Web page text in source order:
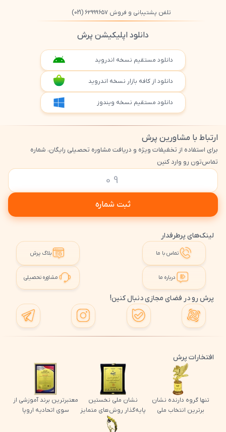
تلفن پشتیبانی و فروش ۶۲۹۹۹۶۵۷ (021)
دانلود اپلیکیشن پرش
دانلود مستقیم نسخه اندروید
دانلود از کافه بازار نسخه اندروید
دانلود مستقیم نسخه ویندوز
ارتباط با مشاورین پرش
برای استفاده از تخفیفات ویژه و دریافت مشاوره تحصیلی رایگان، شماره
تماس‌تون رو وارد کنین
ثبت شماره
لینک‌های پرطرفدار
تماس با ما بلاگ پرش
درباره ما مشاوره تحصیلی
پرش رو در فضای مجازی دنبال کنین!
افتخارات پرش
تنها گروه دارنده نشان
برترین انتخاب ملی
نشان ملی نخستین
پایه‌گذار روش‌های متمایز
معتبرترین برند آموزشی از
سوی اتحادیه اروپا